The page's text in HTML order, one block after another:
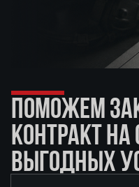
ПОМОЖЕМ
КОНТРАКТ НА
ВЫГОДНЫХ